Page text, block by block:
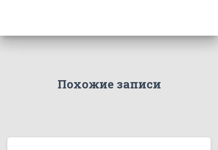
Похожие записи